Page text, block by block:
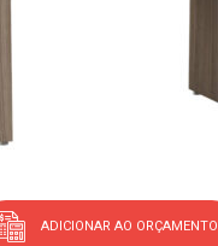
ADICIONAR AO ORÇAMENTO